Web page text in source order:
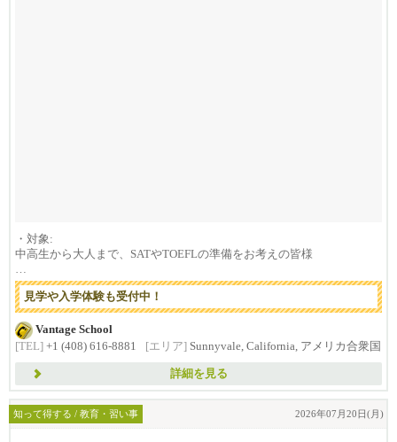
・対象:
中高生から大人まで、SATやTOEFLの準備をお考えの皆様
新たにシリコンバレーにお越しの...
見学や入学体験も受付中！
Vantage School
[TEL] +1 (408) 616-8881 [エリア] Sunnyvale, California, アメリカ合衆国
詳細を見る
知って得する / 教育・習い事 2026年07月20日(月)